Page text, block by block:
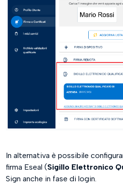
In alternativa è possibile
firma Eseal (Sigillo Elettronico
Sign anche in fase di login.